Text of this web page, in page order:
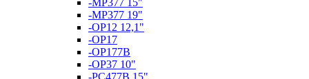
-MP377 15"
-MP377 19"
-OP12 12,1"
-OP17
-OP177B
-OP37 10"